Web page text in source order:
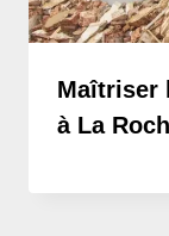
Maîtriser
à La